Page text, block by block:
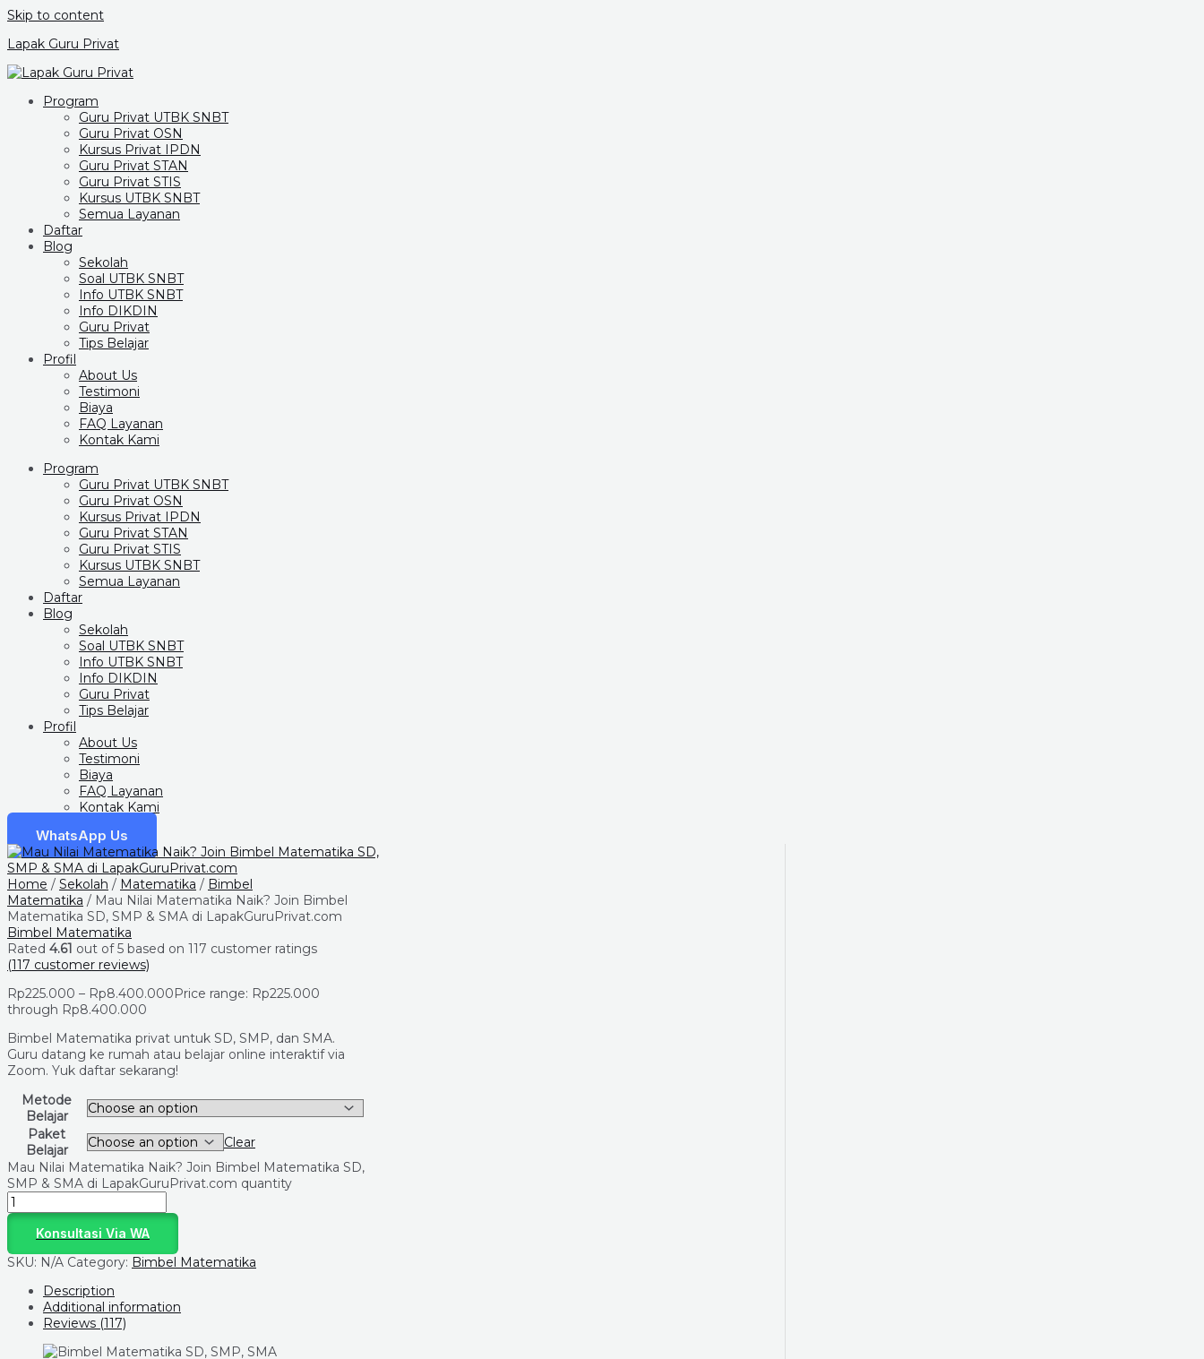
Skip to content
Lapak Guru Privat
Program
Guru Privat UTBK SNBT
Guru Privat OSN
Kursus Privat IPDN
Guru Privat STAN
Guru Privat STIS
Kursus UTBK SNBT
Semua Layanan
Daftar
Blog
Sekolah
Soal UTBK SNBT
Info UTBK SNBT
Info DIKDIN
Guru Privat
Tips Belajar
Profil
About Us
Testimoni
Biaya
FAQ Layanan
Kontak Kami
Program
Guru Privat UTBK SNBT
Guru Privat OSN
Kursus Privat IPDN
Guru Privat STAN
Guru Privat STIS
Kursus UTBK SNBT
Semua Layanan
Daftar
Blog
Sekolah
Soal UTBK SNBT
Info UTBK SNBT
Info DIKDIN
Guru Privat
Tips Belajar
Profil
About Us
Testimoni
Biaya
FAQ Layanan
Kontak Kami
WhatsApp Us
Home / Sekolah / Matematika / Bimbel
Matematika / Mau Nilai Matematika Naik? Join Bimbel
Matematika SD, SMP & SMA di LapakGuruPrivat.com
Bimbel Matematika
Rated 4.61 out of 5 based on 117 customer ratings
(117 customer reviews)
Rp225.000 – Rp8.400.000Price range: Rp225.000
through Rp8.400.000
Bimbel Matematika privat untuk SD, SMP, dan SMA.
Guru datang ke rumah atau belajar online interaktif via
Zoom. Yuk daftar sekarang!
Metode
Belajar
Paket
Belajar
Clear
Mau Nilai Matematika Naik? Join Bimbel Matematika SD,
SMP & SMA di LapakGuruPrivat.com quantity
Konsultasi Via WA
SKU: N/A Category: Bimbel Matematika
Description
Additional information
Reviews (117)